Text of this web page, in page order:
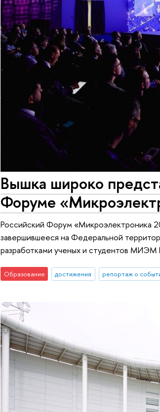
Вышка широко
Форуме
Российский Форум «Микроэлектроника
завершившееся на Федеральной
разработками ученых и студентов МИЭМ
Образование достижения репортаж о